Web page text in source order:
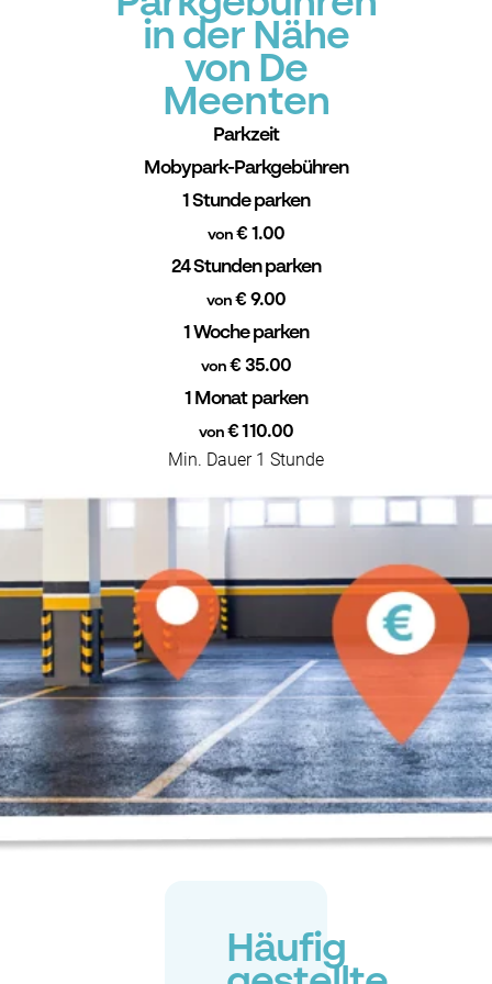
in der Nähe
von De
Meenten
Parkzeit
Mobypark-Parkgebühren
1 Stunde parken
von € 1.00
24 Stunden parken
von € 9.00
1 Woche parken
von € 35.00
1 Monat parken
von € 110.00
Min. Dauer 1 Stunde
Häufig